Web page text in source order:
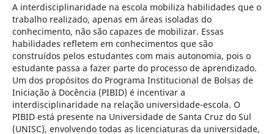
A interdisciplinaridade na escola mobiliza habilidades que o
trabalho realizado, apenas em áreas isoladas do
conhecimento, não são capazes de mobilizar. Essas
habilidades refletem em conhecimentos que são
construídos pelos estudantes com mais autonomia, pois o
estudante passa a fazer parte do processo de aprendizado.
Um dos propósitos do Programa Institucional de Bolsas de
Iniciação à Docência (PIBID) é incentivar a
interdisciplinaridade na relação universidade-escola. O
PIBID está presente na Universidade de Santa Cruz do Sul
(UNISC), envolvendo todas as licenciaturas da universidade,